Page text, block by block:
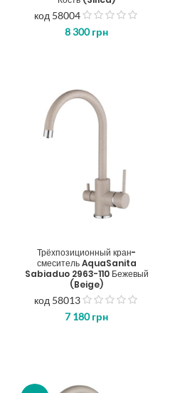
код 58004
8 300грн
Трёхпозиционный кран-
смеситель AquaSanita
Sabiaduo 2963-110 Бежевый
(Beige)
код 58013
7 180грн